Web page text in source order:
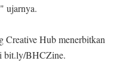
ujarnya.
Creative Hub menerbitkan
bit.ly/BHCZine.